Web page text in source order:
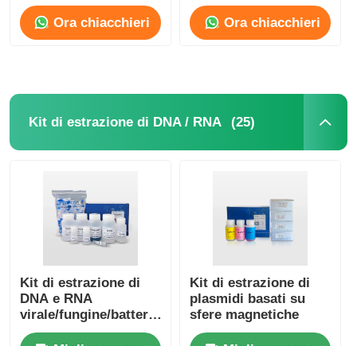
Ora chiacchieri Ora chiacchieri
Kit di estrazione di DNA / RNA (25)
Kit di estrazione di
DNA e RNA
virale/fungine/batterico
con sfere magnetiche
Kit di estrazione di
plasmidi basati su
sfere magnetiche